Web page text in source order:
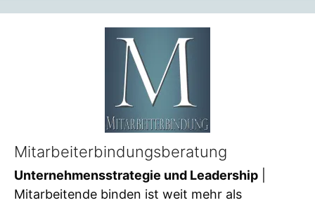
Mitarbeiterbindungsberatung
Unternehmensstrategie und Leadership
Mitarbeitende binden ist weit mehr als